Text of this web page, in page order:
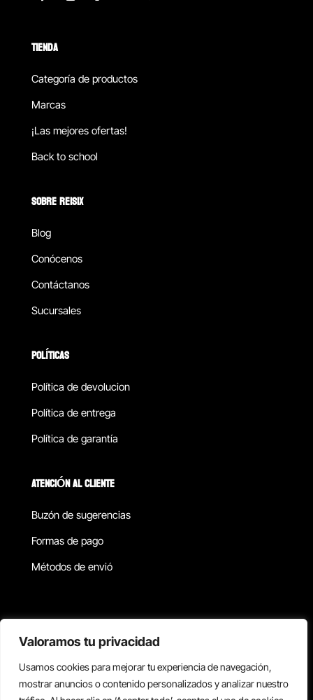
Valoramos tu privacidad
Usamos cookies para mejorar tu experiencia de navegación,
mostrar anuncios o contenido personalizados y analizar nuestro
TIENDA
Categoría de productos
Marcas
¡Las mejores ofertas!
Back to school
SOBRE REISIX
Blog
Conócenos
Contáctanos
Sucursales
POLÍTICAS
Política de devolucion
Política de entrega
Política de garantía
ATENCIÓN AL CLIENTE
Buzón de sugerencias
Formas de pago
Métodos de envió
Copyright © 2026 Reisix. Todos los derechos reservados.